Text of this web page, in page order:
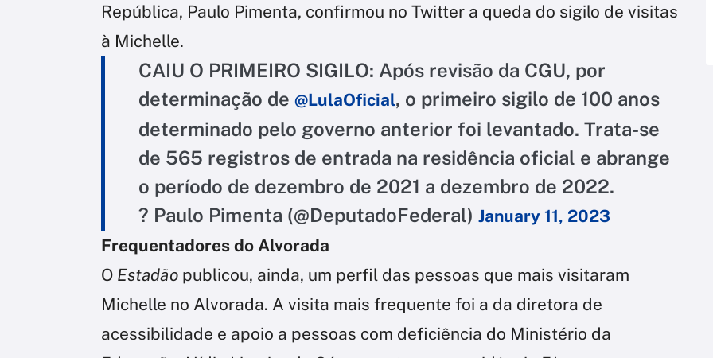
República, Paulo Pimenta, confirmou no Twitter a queda do sigilo de visitas
à Michelle.
CAIU O PRIMEIRO SIGILO: Após revisão da CGU, por
determinação de @LulaOficial, o primeiro sigilo de 100 anos
determinado pelo governo anterior foi levantado. Trata-se
de 565 registros de entrada na residência oficial e abrange
o período de dezembro de 2021 a dezembro de 2022.
? Paulo Pimenta (@DeputadoFederal) January 11, 2023
Frequentadores do Alvorada
O Estadão publicou, ainda, um perfil das pessoas que mais visitaram
Michelle no Alvorada. A visita mais frequente foi a da diretora de
acessibilidade e apoio a pessoas com deficiência do Ministério da